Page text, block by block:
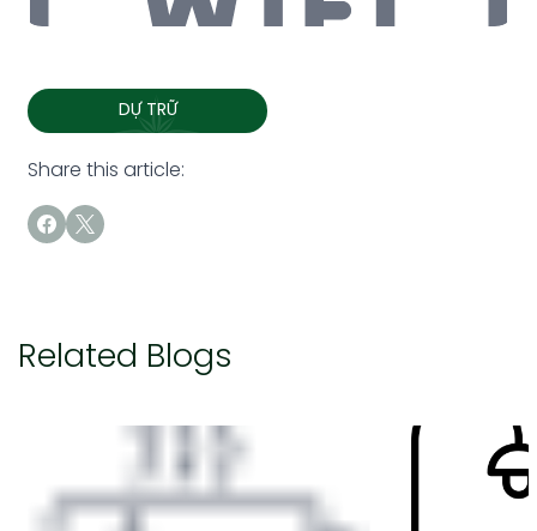
DỰ TRỮ
Share this article:
Related Blogs